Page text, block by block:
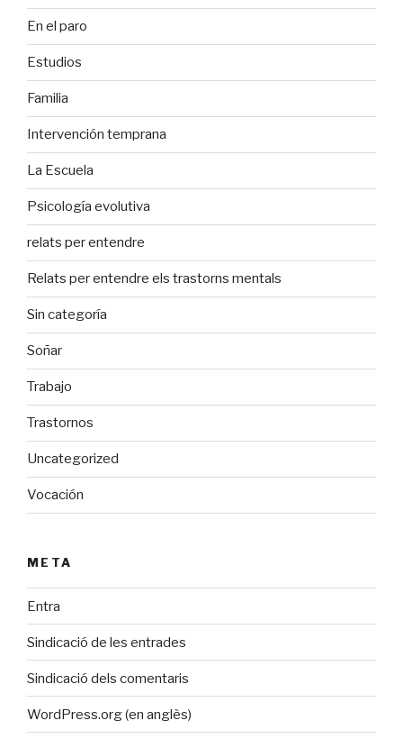
En el paro
Estudios
Familia
Intervención temprana
La Escuela
Psicología evolutiva
relats per entendre
Relats per entendre els trastorns mentals
Sin categoría
Soñar
Trabajo
Trastornos
Uncategorized
Vocación
META
Entra
Sindicació de les entrades
Sindicació dels comentaris
WordPress.org (en anglès)